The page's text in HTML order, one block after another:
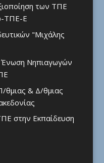
των ΤΠΕ
ΤΠΕ-Ε
"Μιχάλης
Ένωση Νηπιαγωγών
θμιας & Δ/θμιας
στην Εκπαίδευση